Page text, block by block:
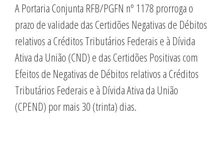
A Portaria Conjunta RFB/PGFN nº 1178 prorroga o
prazo de validade das Certidões Negativas de Débitos
relativos a Créditos Tributários Federais e à Dívida
Ativa da União (CND) e das Certidões Positivas com
Efeitos de Negativas de Débitos relativos a Créditos
Tributários Federais e à Dívida Ativa da União
(CPEND) por mais 30 (trinta) dias.